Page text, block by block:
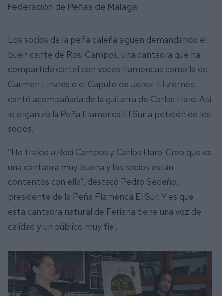
Federación de Peñas de Málaga
Los socios de la peña caleña siguen demandando el
buen cante de Rosi Campos, una cantaora que ha
compartido cartel con voces flamencas como la de
Carmen Linares o el Capullo de Jerez. El viernes
cantó acompañada de la guitarra de Carlos Haro. Así
lo organizó la Peña Flamenca El Sur a petición de los
socios.
“He traído a Rosi Campos y Carlos Haro. Creo que es
una cantaora muy buena y los socios están
contentos con ella”, destacó Pedro Sedeño,
presidente de la Peña Flamenca El Sur. Y es que
esta cantaora natural de Periana tiene una voz de
calidad y un público muy fiel.